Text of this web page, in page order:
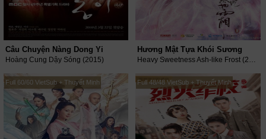
Câu Chuyện Nàng Dong Yi
Hoàng Cung Dậy Sóng (2015)
Hương Mật Tựa Khói Sương
Heavy Sweetness Ash-like Frost (2018)
Full 60/60 VietSub + Thuyết Minh Full 48/48 VietSub + Thuyết Minh